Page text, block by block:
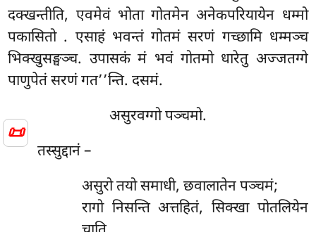
📜
दक्खन्तीति, एवमेवं भोता गोतमेन अनेकपरियायेन धम्मो
पकासितो . एसाहं भवन्तं गोतमं सरणं गच्छामि धम्मञ्च
भिक्खुसङ्घञ्च. उपासकं मं भवं गोतमो धारेतु अज्जतग्गे
पाणुपेतं सरणं गत’’न्ति. दसमं.
असुरवग्गो पञ्चमो.
तस्सुद्दानं –
असुरो तयो समाधी, छवालातेन पञ्चमं;
रागो निसन्ति अत्तहितं, सिक्खा पोतलियेन